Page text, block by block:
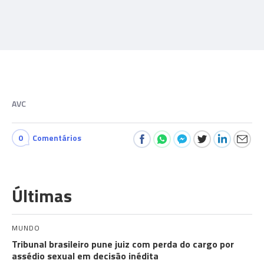
AVC
0 Comentários
Últimas
MUNDO
Tribunal brasileiro pune juiz com perda do cargo por
assédio sexual em decisão inédita